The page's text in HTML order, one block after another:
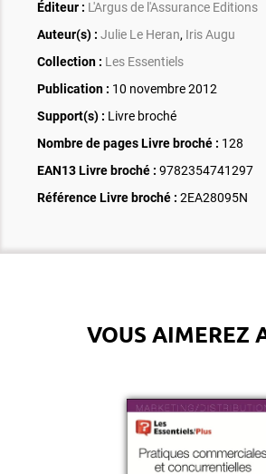
Éditeur : L'Argus de l'Assurance Editions
Auteur(s) : Julie Le Heran, Iris Augu
Collection : Les Essentiels
Publication : 10 novembre 2012
Support(s) : Livre broché
Nombre de pages Livre broché : 128
EAN13 Livre broché : 9782354741297
Référence Livre broché : 2EA28095N
VOUS AIMEREZ